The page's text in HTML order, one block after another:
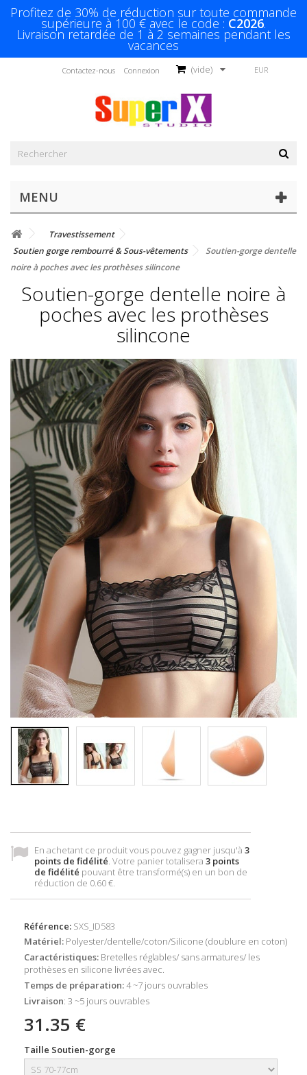
Profitez de 30% de réduction sur toute commande
supérieure à 100 € avec le code : C2026.
Livraison retardée de 1 à 2 semaines pendant les
vacances
EUR
(vide)
Connexion
Contactez-nous
MENU
Travestissement
Soutien gorge rembourré & Sous-vêtements
Soutien-gorge dentelle
noire à poches avec les prothèses silincone
Soutien-gorge dentelle noire à
poches avec les prothèses
silincone
En achetant ce produit vous pouvez gagner jusqu'à 3
points de fidélité . Votre panier totalisera 3 points
de fidélité pouvant être transformé(s) en un bon de
réduction de 0.60 €
Référence: SXS_ID583
Matériel: Polyester/dentelle/coton/Silicone (doublure en coton)
Caractéristiques: Bretelles réglables/ sans armatures/ les
prothèses en silicone livrées avec.
Temps de préparation:4 ~7 jours ouvrables
Livraison: 3 ~5 jours ouvrables
31.35 €
Taille Soutien-gorge